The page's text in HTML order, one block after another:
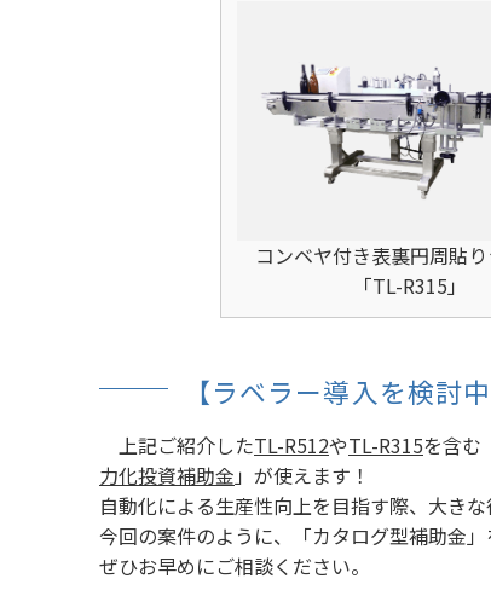
コンベヤ付き表裏円周貼
「TL-R315」
【ラベラー導入を検討
上記ご紹介したTL-R512やTL-R315を含む
力化投資補助金 」が使えます！
自動化による生産性向上を目指す際、大き
今回の案件のように、「カタログ型補助金」
ぜひお早めにご相談ください。